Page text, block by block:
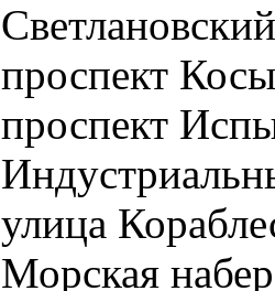
проспект
проспект
улица
Морская